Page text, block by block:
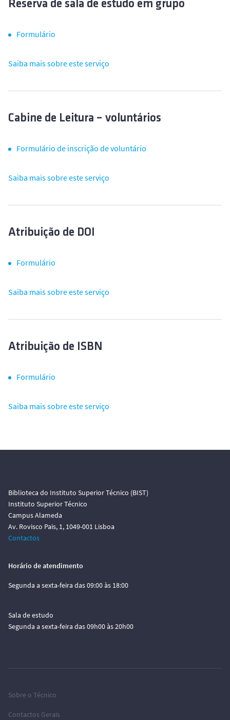
Reserva de sala de estudo em grupo
Formulário
Saiba mais sobre este serviço
Cabine de Leitura – voluntários
Formulário de inscrição de voluntário
Saiba mais sobre este serviço
Atribuição de DOI
Formulário
Saiba mais sobre este serviço
Atribuição de ISBN
Formulário
Saiba mais sobre este serviço
Biblioteca do Instituto Superior Técnico (BIST)
Instituto Superior Técnico
Campus Alameda
Av. Rovisco Pais, 1, 1049-001 Lisboa
Contactos
Horário de atendimento
Segunda a sexta-feira das 09:00 às 18:00
Sala de estudo
Segunda a sexta-feira das 09h00 às 20h00
Sobre o Técnico
Contactos Gerais